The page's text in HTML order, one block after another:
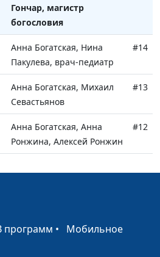
Гончар, магистр
богословия
Анна Богатская, Нина
Пакулева, врач-педиатр
#14
Анна Богатская, Михаил
Севастьянов
#13
Анна Богатская, Анна
Ронжина, Алексей Ронжин
#12
Юлия Уткина, Николай
программ • Мобильное